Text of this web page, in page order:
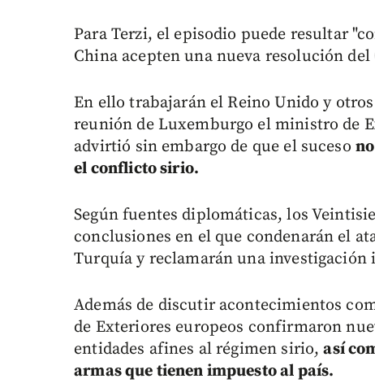
Para Terzi, el episodio puede resultar
China acepten una nueva resolución del
En ello trabajarán el Reino Unido y
reunión de Luxemburgo el ministro de
advirtió sin embargo de que el suceso
el conflicto sirio.
Según fuentes diplomáticas, los
conclusiones en el que condenarán el
Turquía y reclamarán una
Además de discutir acontecimientos
de Exteriores europeos confirmaron
entidades afines al régimen sirio,así
armas que tienen impuesto al país.